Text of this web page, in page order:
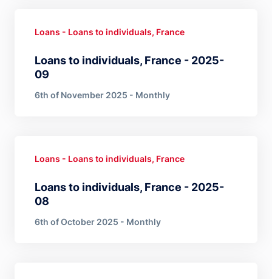
Loans to individuals, France - 2025-
09
Loans - Loans to individuals, France
6th of November 2025 - Monthly
Loans to individuals, France - 2025-
08
Loans - Loans to individuals, France
6th of October 2025 - Monthly